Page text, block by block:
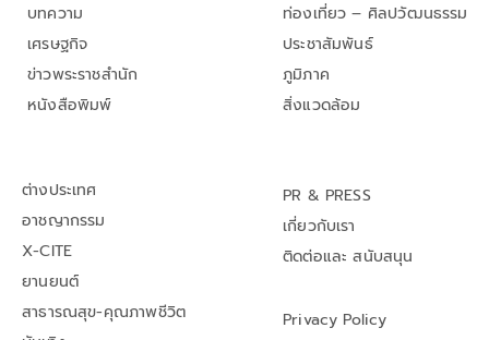
บทความ
เศรษฐกิจ
ข่าวพระราชสำนัก
หนังสือพิมพ์
ท่องเที่ยว – ศิลปวัฒนธรรม
ประชาสัมพันธ์
ภูมิภาค
สิ่งแวดล้อม
ต่างประเทศ
อาชญากรรม
X-CITE
ยานยนต์
สาธารณสุข-คุณภาพชีวิต
PR & PRESS
เกี่ยวกับเรา
ติดต่อและ สนับสนุน
Privacy Policy